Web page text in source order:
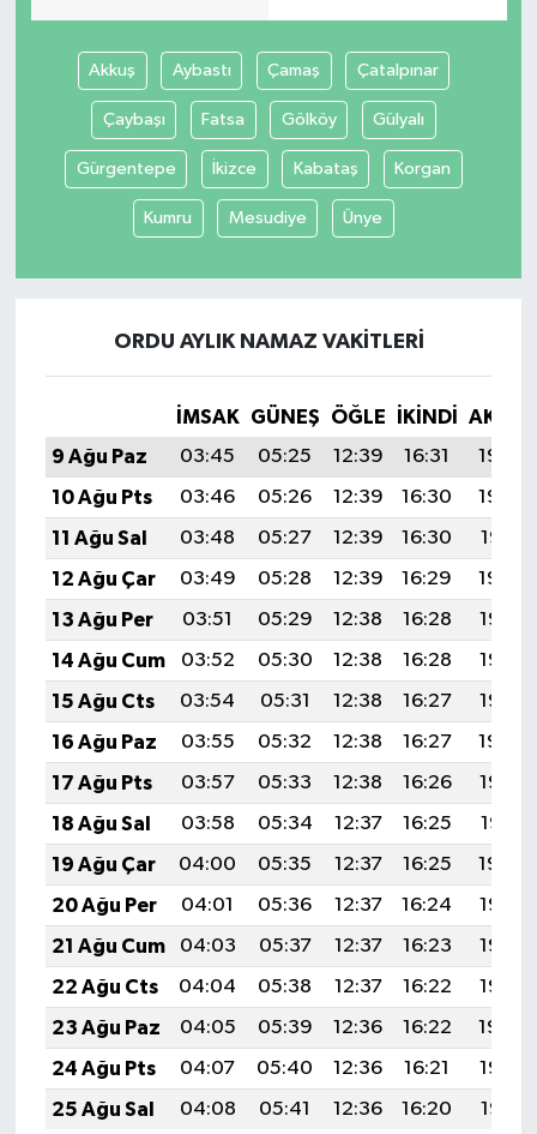
Akkuş Aybastı Çamaş Çatalpınar
Çaybaşı Fatsa Gölköy Gülyalı
Gürgentepe İkizce Kabataş Korgan
Kumru Mesudiye Ünye
ORDU AYLIK NAMAZ VAKITLERI
İMSAK GÜNEŞ ÖĞLE İKINDI
9 Ağu Paz
03:45 05:25 12:39 16:31
19:43
10 Ağu Pts
03:46 05:26 12:39 16:30
19:42
11 Ağu Sal
03:48 05:27 12:39 16:30
19:41
12 Ağu Çar
03:49 05:28 12:39 16:29
19:39
13 Ağu Per
03:51 05:29 12:38 16:28
19:38
14 Ağu Cum
03:52 05:30 12:38 16:28
19:37
15 Ağu Cts
03:54 05:31 12:38 16:27
19:35
16 Ağu Paz
03:55 05:32 12:38 16:27
19:34
17 Ağu Pts
03:57 05:33 12:38 16:26
19:32
18 Ağu Sal
03:58 05:34 12:37 16:25
19:31
19 Ağu Çar
04:00 05:35 12:37 16:25
19:30
20 Ağu Per
04:01 05:36 12:37 16:24
19:28
21 Ağu Cum
04:03 05:37 12:37 16:23
19:27
22 Ağu Cts
04:04 05:38 12:37 16:22
19:25
23 Ağu Paz
04:05 05:39 12:36 16:22
19:24
24 Ağu Pts
04:07 05:40 12:36 16:21
19:22
25 Ağu Sal
04:08 05:41 12:36 16:20 19:21